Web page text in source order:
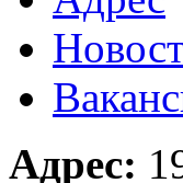
Адрес: